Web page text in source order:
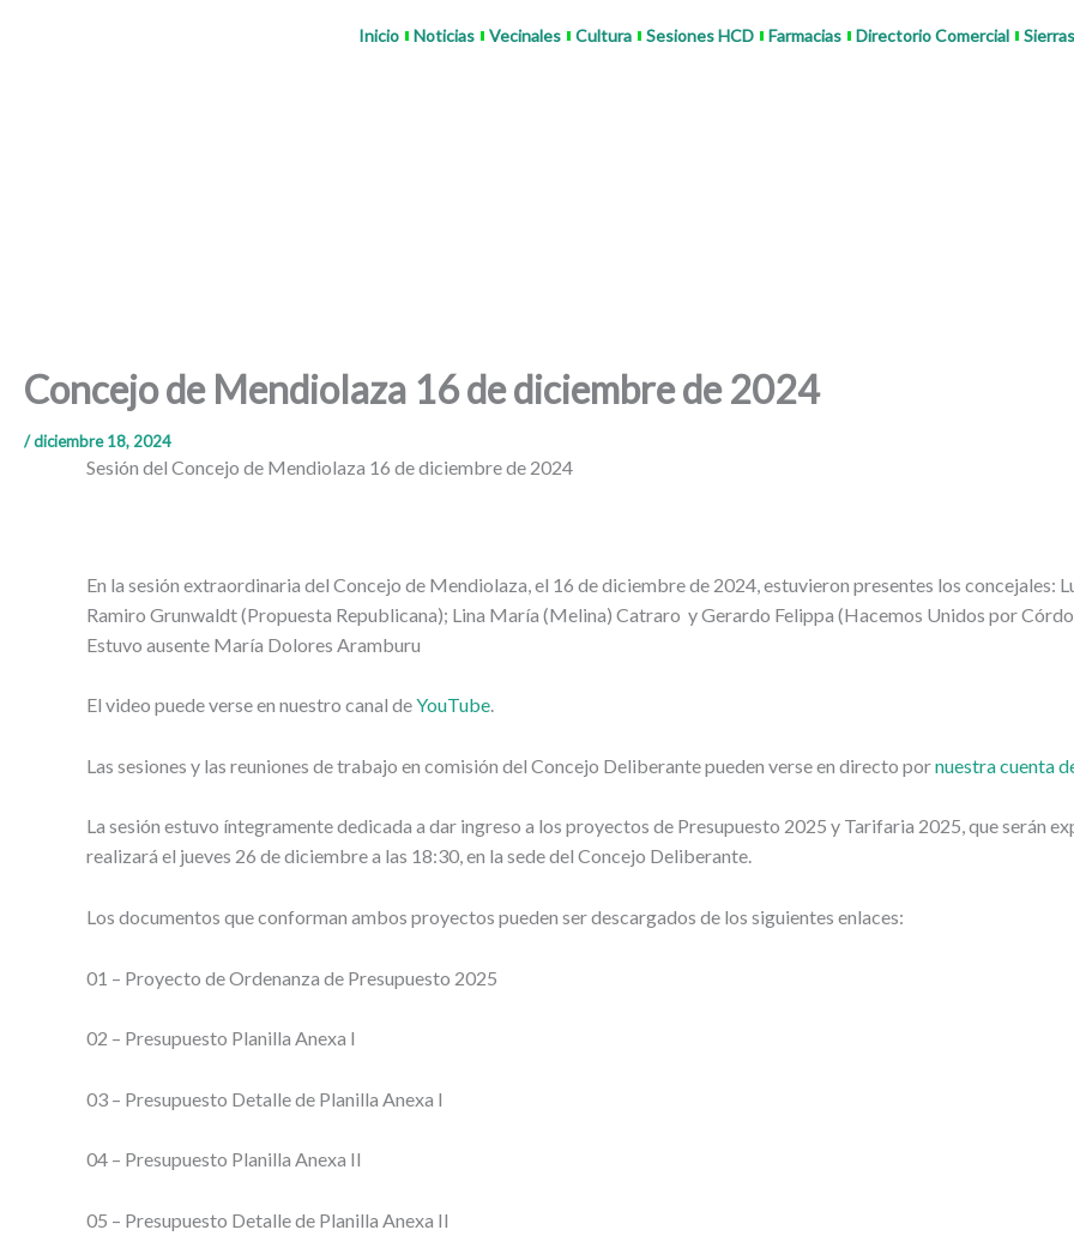
Inicio Noticias Vecinales Cultura Sesiones HCD Farmacias Directorio Comercial
Concejo de Mendiolaza 16 de diciembre de 2024
/diciembre 18, 2024
Sesión del Concejo de Mendiolaza 16 de diciembre de 2024
En la sesión extraordinaria del Concejo de Mendiolaza, el 16 de diciembre de 2024, estuvieron presentes los concejales:
Ramiro Grunwaldt (Propuesta Republicana); Lina María (Melina) Catraro y Gerardo Felippa (Hacemos Unidos por
Estuvo ausente María Dolores Aramburu
El video puede verse en nuestro canal deYouTube.
Las sesiones y las reuniones de trabajo en comisión del Concejo Deliberante pueden verse en directo pornuestra cuenta
La sesión estuvo íntegramente dedicada a dar ingreso a los proyectos de Presupuesto 2025 y Tarifaria 2025, que serán
realizará el jueves 26 de diciembre a las 18:30, en la sede del Concejo Deliberante.
Los documentos que conforman ambos proyectos pueden ser descargados de los siguientes enlaces:
01 – Proyecto de Ordenanza de Presupuesto 2025
02 – Presupuesto Planilla Anexa I
03 – Presupuesto Detalle de Planilla Anexa I
04 – Presupuesto Planilla Anexa II
05 – Presupuesto Detalle de Planilla Anexa II